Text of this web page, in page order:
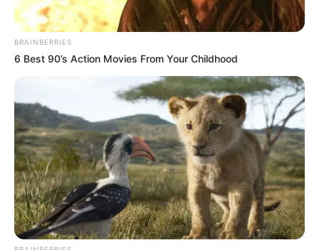
เทียน
วันที่ 3 ตุลาคม 2562 (ชิวโหงว) เวลา 20:00 น. พิธีเวียน
เทียน เซียมซีเสี่ยงทายขอคำพยากรณ์
วันที่ 4 ตุลาคม 2562 (ชิวลัก) เวลา 20:00 น. พิธีเวียน
เทียน คณะกรรมการ ประจำปี 2563
วันที่ 5 ตุลาคม 2562 (ชิวฉิก) เวลา 20:00 น. ลอย
กระทง พร้อมกับโรงเจเม่งหงีเจตั๊ว
วันที่ 6 ตุลาคม 2562 (ชิวโป้ย) เวลา 13:00 น. พิธีซิโกว
ทิ้งกระจาด
วันที่ 7 ตุลาคม 2562 (ชิวเก้า) เวลา 20:00 น. พิธีเวียน
เทียน
เวลา 24:00 น. สวดมนต์เปิดพระคัมภีร์
BRAINBERRIES
6 Best 90’s Action Movies From Your Childhood